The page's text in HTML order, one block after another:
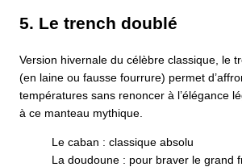
5. Le trench doublé
Version hivernale du célèbre classique, le
(en laine ou fausse fourrure) permet
températures sans renoncer à l’élégance
à ce manteau mythique.
Le caban : classique absolu
La doudoune : pour braver le grand